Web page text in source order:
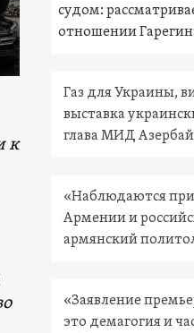
к
судом:
отношении
Газ для Украины,
выставка
глава МИД
«Наблюдаются
Армении и
армянский
«Заявление
это демагогия и